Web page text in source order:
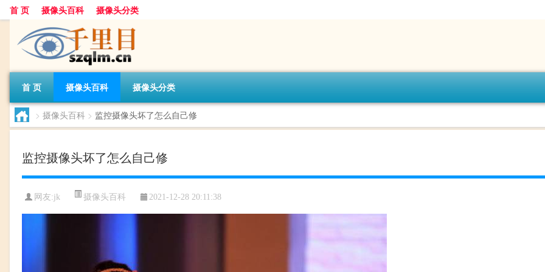
首 页 摄像头百科 摄像头分类
首 页 摄像头百科 摄像头分类
> 摄像头百科 > 监控摄像头坏了怎么自己修
监控摄像头坏了怎么自己修
网友:jk 摄像头百科 2021-12-28 20:11:38